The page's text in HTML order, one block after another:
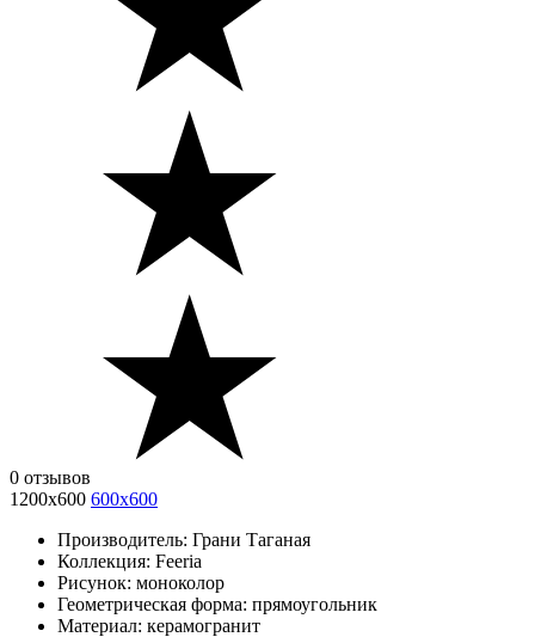
0 отзывов
1200х600 600х600
Производитель: Грани Таганая
Коллекция: Feeria
Рисунок: моноколор
Геометрическая форма: прямоугольник
Материал: керамогранит